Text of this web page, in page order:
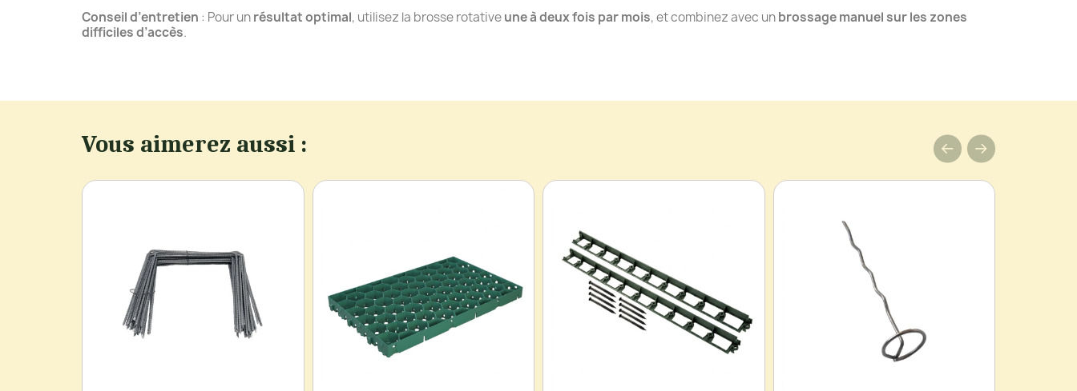
Conseil d’entretien : Pour unrésultat optimal, utilisez la brosse rotativeune à deux fois par mois, et combinez avec unbrossage manuel sur les zones
difficiles d’accès.
Vous aimerez aussi :